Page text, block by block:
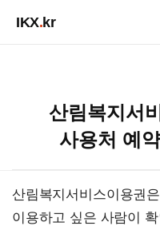
IKX.kr
산림복지서
사용처 예
산림복지서비스이용권
이용하고 싶은 사람이